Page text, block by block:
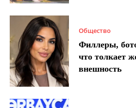
Общество
Филлеры,
что толкает
внешность